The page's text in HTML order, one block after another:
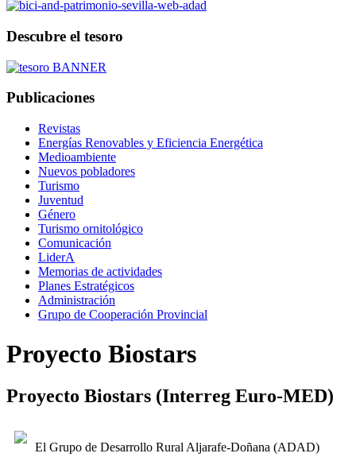
Descubre el tesoro
Publicaciones
Revistas
Energías Renovables y Eficiencia Energética
Medioambiente
Nuevos pobladores
Turismo
Juventud
Género
Turismo ornitológico
Comunicación
LiderA
Memorias de actividades
Planes Estratégicos
Administración
Grupo de Cooperación Provincial
Proyecto Biostars
Proyecto Biostars (Interreg Euro-MED)
El Grupo de Desarrollo Rural Aljarafe-Doñana (ADAD)